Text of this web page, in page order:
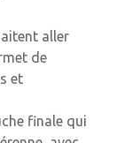
aller
de
et
finale qui